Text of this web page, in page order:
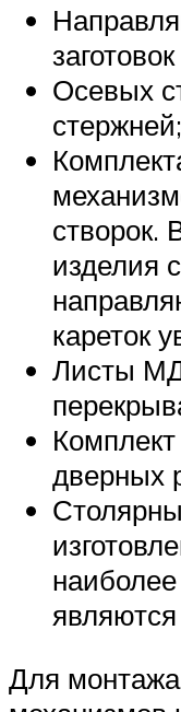
Осевых
стержней;
створок.
изделия
кареток
Листы
дверных
Для